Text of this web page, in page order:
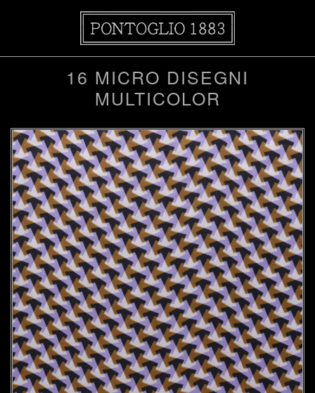
16 MICRO DISEGNI
MULTICOLOR